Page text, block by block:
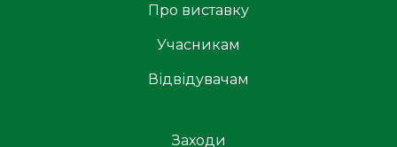
Про виставку
Учасникам
Відвідувачам
Заходи